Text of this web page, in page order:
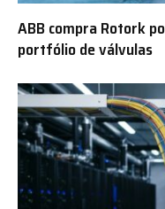
ABB compra Rotork
portfólio de válvulas